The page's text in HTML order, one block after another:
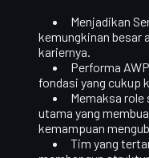
Menjadikan
kemungkinan besar
kariernya.
Performa
fondasi yang cukup
Memaksa
utama yang
kemampuan
Tim yang